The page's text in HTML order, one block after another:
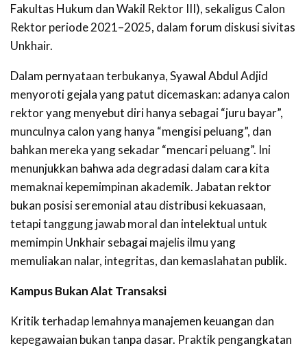
Fakultas Hukum dan Wakil Rektor III), sekaligus Calon
Rektor periode 2021–2025, dalam forum diskusi sivitas
Unkhair.
Dalam pernyataan terbukanya, Syawal Abdul Adjid
menyoroti gejala yang patut dicemaskan: adanya calon
rektor yang menyebut diri hanya sebagai “juru bayar”,
munculnya calon yang hanya “mengisi peluang”, dan
bahkan mereka yang sekadar “mencari peluang”. Ini
menunjukkan bahwa ada degradasi dalam cara kita
memaknai kepemimpinan akademik. Jabatan rektor
bukan posisi seremonial atau distribusi kekuasaan,
tetapi tanggung jawab moral dan intelektual untuk
memimpin Unkhair sebagai majelis ilmu yang
memuliakan nalar, integritas, dan kemaslahatan publik.
Kampus Bukan Alat Transaksi
Kritik terhadap lemahnya manajemen keuangan dan
kepegawaian bukan tanpa dasar. Praktik pengangkatan